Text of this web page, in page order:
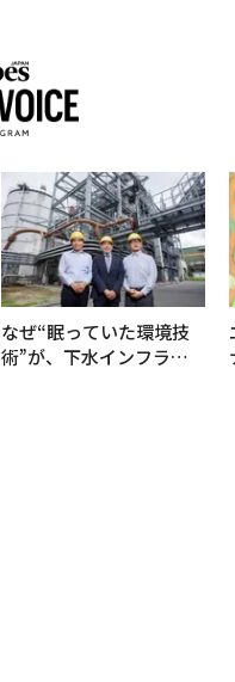
なぜ“眠っていた環境技
術”が、下水インフラを